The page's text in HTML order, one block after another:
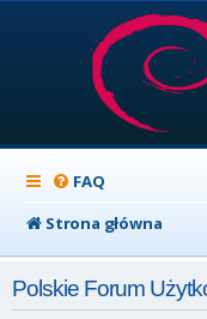
FAQ
Strona główna
Polskie Forum